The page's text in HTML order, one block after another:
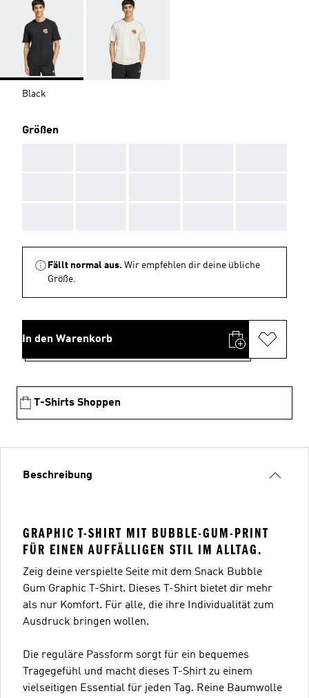
Black
Größen
Fällt normal aus. Wir empfehlen dir deine übliche
Größe.
In den Warenkorb
T-Shirts Shoppen
Beschreibung
GRAPHIC T-SHIRT MIT BUBBLE-GUM-PRINT
FÜR EINEN AUFFÄLLIGEN STIL IM ALLTAG.
Zeig deine verspielte Seite mit dem Snack Bubble
Gum Graphic T-Shirt. Dieses T-Shirt bietet dir mehr
als nur Komfort. Für alle, die ihre Individualität zum
Ausdruck bringen wollen.
Die reguläre Passform sorgt für ein bequemes
Tragegefühl und macht dieses T-Shirt zu einem
vielseitigen Essential für jeden Tag. Reine Baumwolle